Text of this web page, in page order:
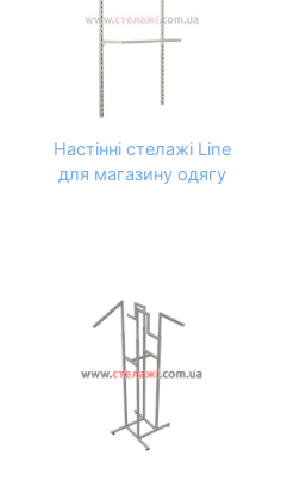
Настінні стелажі Line
для магазину одягу